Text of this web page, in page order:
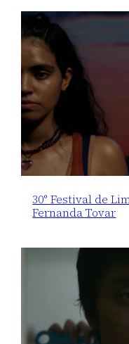
30° Festival de
Fernanda Tovar